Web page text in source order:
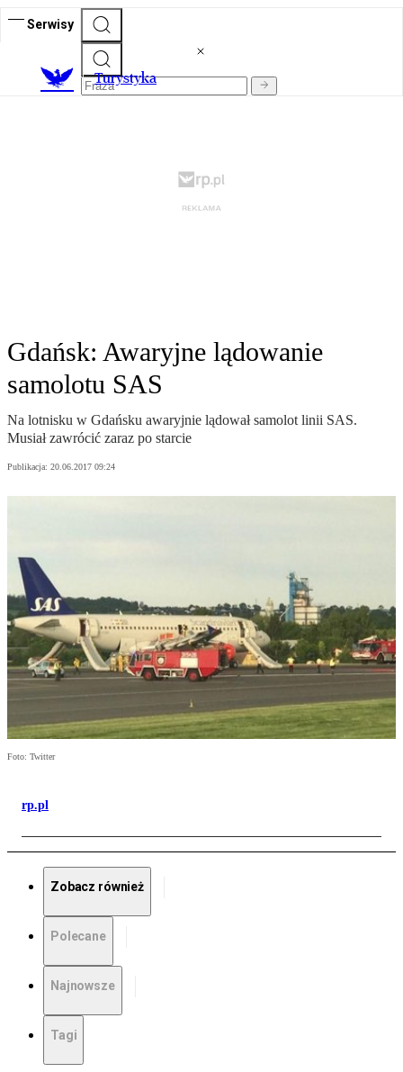
Serwisy
Turystyka
Gdańsk: Awaryjne lądowanie
samolotu SAS
Na lotnisku w Gdańsku awaryjnie lądował samolot linii SAS.
Musiał zawrócić zaraz po starcie
Publikacja: 20.06.2017 09:24
Foto: Twitter
rp.pl
Zobacz również
Polecane
Najnowsze
Tagi